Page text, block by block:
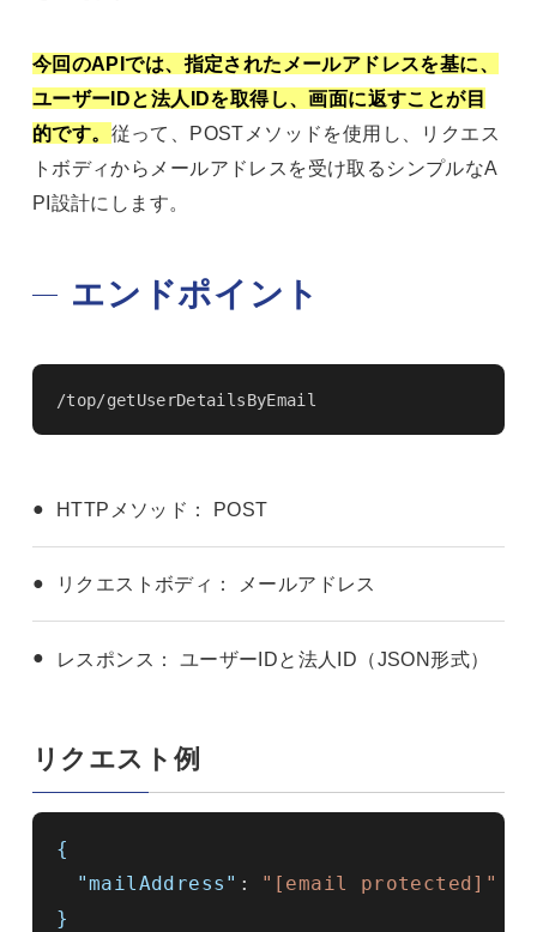
今回のAPIでは、指定されたメールアドレスを基に、
ユーザーIDと法人IDを取得し、画面に返すことが目
的です。 従って、POSTメソッドを使用し、リクエス
トボディからメールアドレスを受け取るシンプルなA
PI設計にします。
エンドポイント
/top/getUserDetailsByEmail
HTTPメソッド： POST
リクエストボディ： メールアドレス
レスポンス： ユーザーIDと法人ID（JSON形式）
リクエスト例
{
"mailAddress" :
"[email protected]"
}